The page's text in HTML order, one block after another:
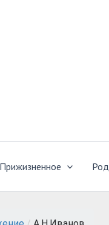
Прижизненное